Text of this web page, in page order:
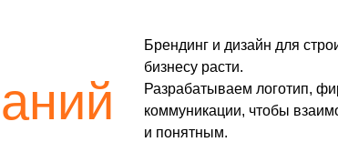
бизнесу расти.
Разрабатываем логотип, фирменный
коммуникации, чтобы взаимодействие с
и понятным.